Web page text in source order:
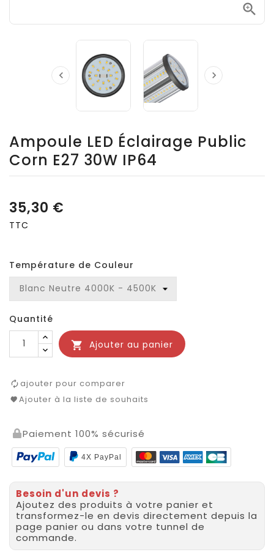

 
Ampoule LED Éclairage Public
Corn E27 30W IP64
35,30 €
TTC
Température de Couleur
Quantité
 Ajouter au panier
ajouter pour comparer
Ajouter à la liste de souhaits
Paiement 100% sécurisé
4X PayPal
Besoin d'un devis ?
Ajoutez des produits à votre panier et
transformez-le en devis directement depuis la
page panier ou dans votre tunnel de
commande.